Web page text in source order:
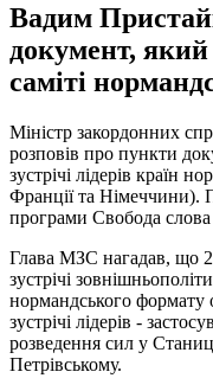
Вадим
документ,
саміті
Міністр закордонних
розповів про пункти
зустрічі лідерів країн
Франції та Німеччини).
програми Свобода слова
Глава МЗС нагадав, що 2
зустрічі
нормандського формату
зустрічі лідерів -
розведення сил у
Петрівському.